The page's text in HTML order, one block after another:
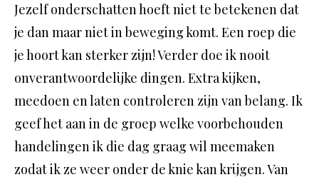
Jezelf onderschatten hoeft niet te betekenen dat
je dan maar niet in beweging komt. Een roep die
je hoort kan sterker zijn! Verder doe ik nooit
onverantwoordelijke dingen. Extra kijken,
meedoen en laten controleren zijn van belang. Ik
geef het aan in de groep welke voorbehouden
handelingen ik die dag graag wil meemaken
zodat ik ze weer onder de knie kan krijgen. Van